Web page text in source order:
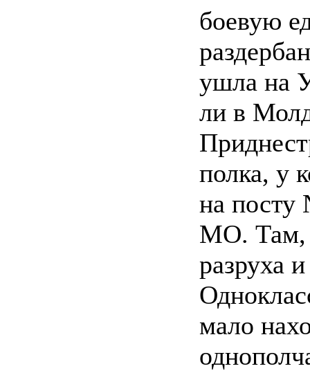
боевую
ушла на
ли в
полка, у
на посту
МО. Там,
разруха
мало